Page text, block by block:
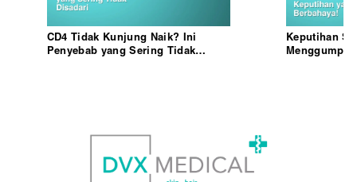
CD4 Tidak Kunjung Naik? Ini
Penyebab yang Sering Tidak
Keputihan